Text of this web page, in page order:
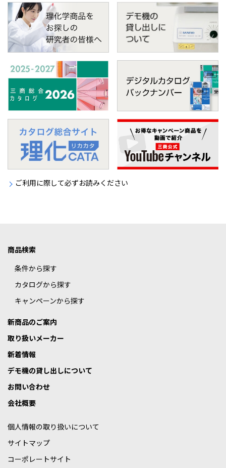
ご利用に際して必ずお読みください
商品検索
条件から探す
カタログから探す
キャンペーンから探す
新商品のご案内
取り扱いメーカー
新着情報
デモ機の貸し出しについて
お問い合わせ
会社概要
個人情報の取り扱いについて
サイトマップ
コーポレートサイト